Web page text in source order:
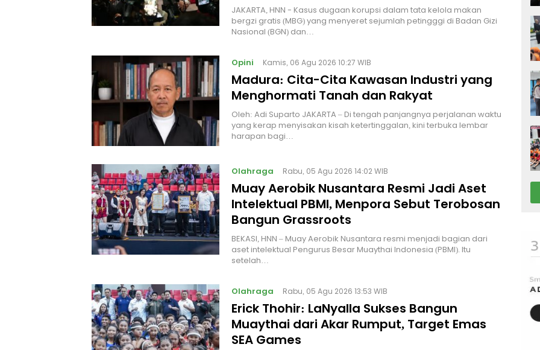
JAKARTA, HNN - Kasus dugaan korupsi dalam tata kelola makan
bergzi gratis (MBG) yang menyeret sejumlah petingggi di Badan Gizi
Nasional (BGN) dan…
Opini Kamis, 06 Agu 2026 10:27 WIB
Madura: Cita-Cita Kawasan Industri yang
Menghormati Tanah dan Rakyat
Oleh: Adi Suparto JAKARTA – Di tengah panjangnya perjalanan waktu
yang kerap menyisakan kisah ketertinggalan, kini terbuka lembar
harapan bagi…
Olahraga Rabu, 05 Agu 2026 14:02 WIB
Muay Aerobik Nusantara Resmi Jadi Aset
Intelektual PBMI, Menpora Sebut Terobosan
Bangun Grassroots
BEKASI, HNN – Muay Aerobik Nusantara resmi menjadi bagian dari
aset intelektual Pengurus Besar Muaythai Indonesia (PBMI). Itu
setelah…
Olahraga Rabu, 05 Agu 2026 13:53 WIB
Erick Thohir: LaNyalla Sukses Bangun
Muaythai dari Akar Rumput, Target Emas
SEA Games